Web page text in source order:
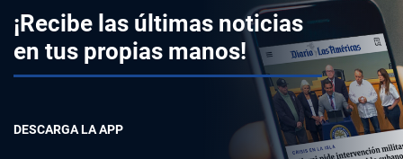
¡Recibe las últimas noticias
en tus propias manos!
DESCARGA LA APP